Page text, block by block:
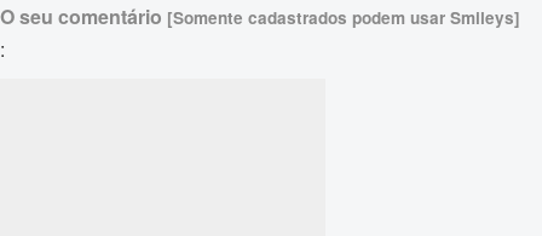
O seu comentário [Somente cadastrados podem usar Smileys]
: